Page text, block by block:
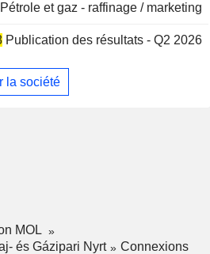
notamment : en amont :
du gaz ; et dans les services
avec ses filiales, ses sociétés
Elle est présente dans plus
Pétrole et gaz - raffinage / marketing
Publication des résultats - Q2 2026
la société
MOL
és Gázipari Nyrt
Connexions